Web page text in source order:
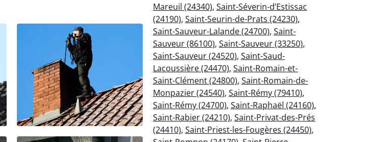
Mareuil (24340), Saint-Séverin-d’Estissac
(24190), Saint-Seurin-de-Prats (24230),
Saint-Sauveur-Lalande (24700), Saint-
Sauveur (86100), Saint-Sauveur (33250),
Saint-Sauveur (24520), Saint-Saud-
Lacoussière (24470), Saint-Romain-et-
Saint-Clément (24800), Saint-Romain-de-
Monpazier (24540), Saint-Rémy (79410),
Saint-Rémy (24700), Saint-Raphaël (24160),
Saint-Rabier (24210), Saint-Privat-des-Prés
(24410), Saint-Priest-les-Fougères (24450),